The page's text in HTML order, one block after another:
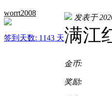
worrt2008
签到天数: 1143 天
发表于
满江
金币:
奖励: